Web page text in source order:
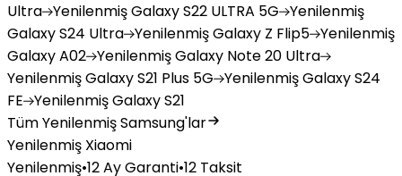
Ultra YenilenmişGalaxy S22 ULTRA 5G Yenilenmiş
Galaxy S24 Ultra YenilenmişGalaxy Z Flip5 Yenilenmiş
Galaxy A02 YenilenmişGalaxy Note 20 Ultra
YenilenmişGalaxy S21 Plus 5G YenilenmişGalaxy S24
FE YenilenmişGalaxy S21
Tüm Yenilenmiş Samsung'lar
Yenilenmiş Xiaomi
Yenilenmiş•12 Ay Garanti•12 Taksit